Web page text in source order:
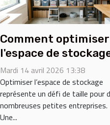
Comment optimiser
l'espace de
pour les petites
entreprises ?
Mardi 14 avril 2026 13:38
Optimiser l’espace de stockage
représente un défi de taille pour
nombreuses petites entreprises.
Une...